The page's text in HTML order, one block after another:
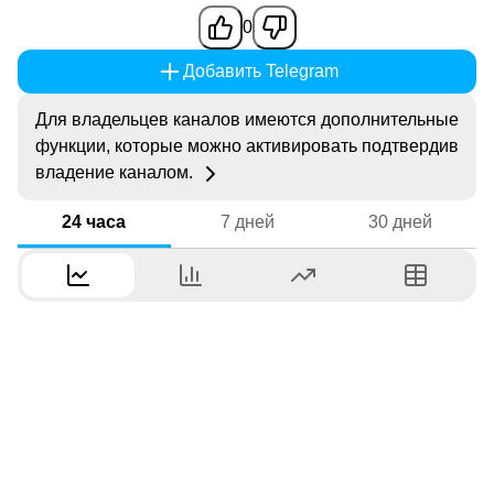
0
Добавить Telegram
Для владельцев каналов имеются дополнительные
функции, которые можно активировать подтвердив
владение каналом.
24 часа 7 дней 30 дней